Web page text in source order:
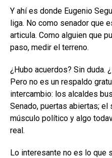
Y ahí es donde Eugenio
liga. No como senador que
articula. Como alguien que
paso, medir el terreno.
¿Hubo acuerdos? Sin duda.
Pero no es un respaldo
intercambio: los alcaldes
Senado, puertas abiertas;
músculo político y algo
real.
Lo interesante no es lo que